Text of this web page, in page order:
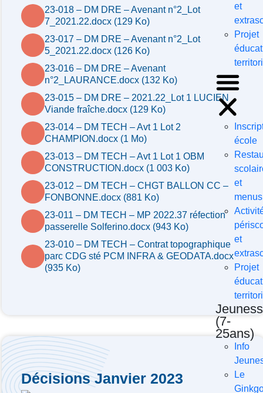
et
Projet
école
et
menus
et
Projet
(7-
25ans)
Info
Le
23-018 – DM DRE – Avenant n°2_Lot
7_2021.22.docx (129 Ko)
23-017 – DM DRE – Avenant n°2_Lot
5_2021.22.docx (126 Ko)
23-016 – DM DRE – Avenant
n°2_LAURANCE.docx (132 Ko)
23-015 – DM DRE – 2021.22_Lot 1 LUCIEN
Viande fraîche.docx (129 Ko)
23-014 – DM TECH – Avt 1 Lot 2
CHAMPION.docx (1 Mo)
23-013 – DM TECH – Avt 1 Lot 1 OBM
CONSTRUCTION.docx (1 003 Ko)
23-012 – DM TECH – CHGT BALLON CC –
FONBONNE.docx (881 Ko)
23-011 – DM TECH – MP 2022.37 réfection
passerelle Solferino.docx (943 Ko)
23-010 – DM TECH – Contrat topographique
parc CDG sté PCM INFRA & GEODATA.docx
(935 Ko)
Décisions Janvier 2023